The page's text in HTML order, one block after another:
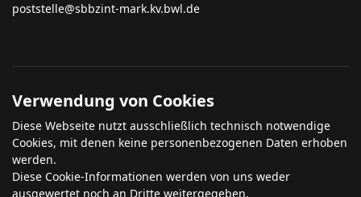
poststelle@sbbzint-mark.kv.bwl.de
Verwendung von Cookies
Diese Webseite nutzt ausschließlich technisch notwendige
Cookies, mit denen keine personenbezogenen Daten erhoben
werden.
Diese Cookie-Informationen werden von uns weder
ausgewertet noch an Dritte weitergegeben.